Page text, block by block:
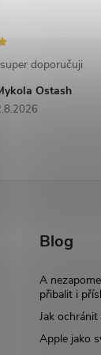
Ostash
doporučuji
Blog
A
přibalit i
Jak
Apple jako